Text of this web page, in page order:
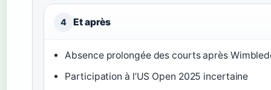
4 Et après
Absence prolongée des courts après
Participation à l’US Open 2025 incertaine